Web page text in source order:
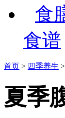
食
食谱
首页 > 四季养生 >
夏季